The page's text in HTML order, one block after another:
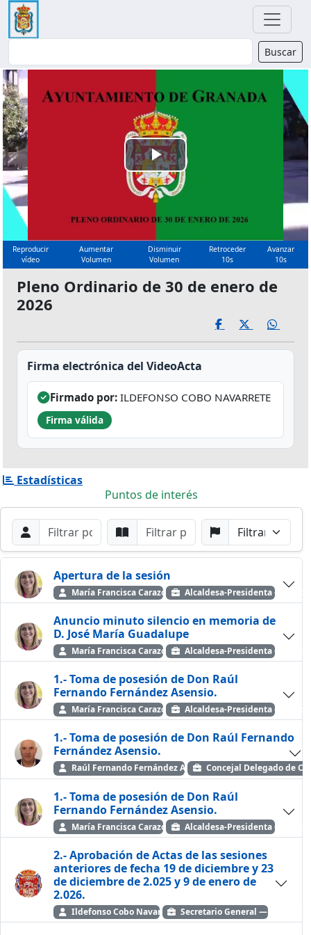
Buscador Buscar
Reproducir
Vídeo
Reproducir
vídeo
Aumentar
Volumen
Disminuir
Volumen
Retroceder
10s
Avanzar
10s
Pleno Ordinario de 30 de enero de
2026
Firma electrónica del VideoActa
Firmado por: ILDEFONSO COBO NAVARRETE
Firma válida
Estadísticas
Puntos de interés
Filtros de búsqueda
Buscar por OradorBuscar por Punto
Buscar por Partido
Buscar
Apertura de la sesión
María Francisca Carazo VillalongaAlcaldesa-Presidenta —
Anuncio minuto silencio en memoria de
D. José María Guadalupe
María Francisca Carazo VillalongaAlcaldesa-Presidenta —
1.- Toma de posesión de Don Raúl
Fernando Fernández Asensio.
María Francisca Carazo VillalongaAlcaldesa-Presidenta —
1.- Toma de posesión de Don Raúl Fernando
Fernández Asensio.
Raúl Fernando Fernández AsensioConcejal Delegado de
1.- Toma de posesión de Don Raúl
Fernando Fernández Asensio.
María Francisca Carazo VillalongaAlcaldesa-Presidenta —
2.- Aprobación de Actas de las sesiones
anteriores de fecha 19 de diciembre y 23
de diciembre de 2.025 y 9 de enero de
2.026.
Ildefonso Cobo Navarrete Secretario General — Ayto. de